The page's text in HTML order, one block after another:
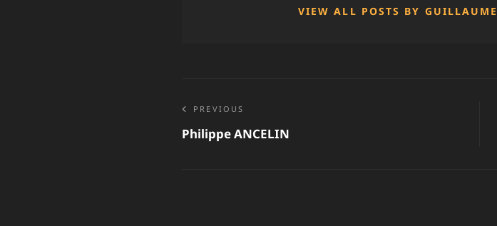
VIEW ALL POSTS BY GUILLAUME
Navigation
de
PREVIOUS
Philippe ANCELIN